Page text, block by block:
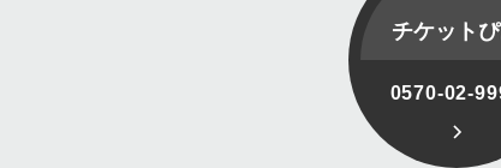
チケット
0570-02-